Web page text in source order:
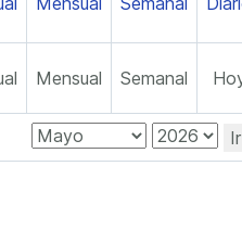
Mensual Semanal